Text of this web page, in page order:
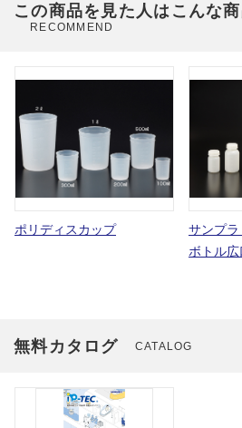
この商品を見た人はこんな
RECOMMEND
ポリディスカップ
サンプ
ボトル広
無料カタログ CATALOG